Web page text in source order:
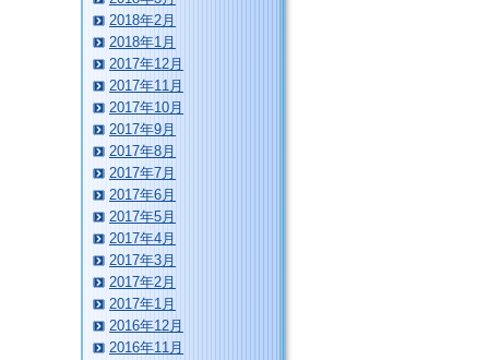
2018年2月
2018年1月
2017年12月
2017年11月
2017年10月
2017年9月
2017年8月
2017年7月
2017年6月
2017年5月
2017年4月
2017年3月
2017年2月
2017年1月
2016年12月
2016年11月